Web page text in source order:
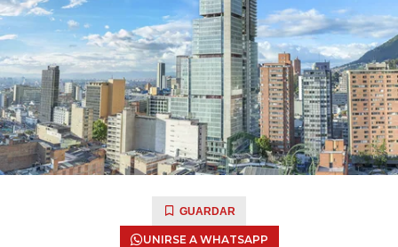
GUARDAR
UNIRSE A WHATSAPP